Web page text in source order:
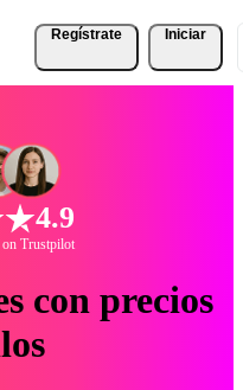
Regístrate Iniciar
4.9
Trustpilot
con precios